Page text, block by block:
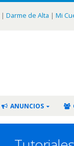
| Darme de Alta | Mi
ANUNCIOS